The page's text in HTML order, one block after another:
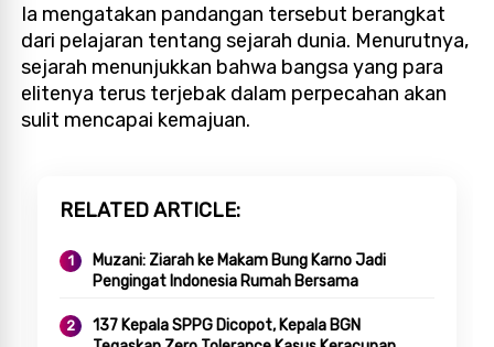
Ia mengatakan pandangan tersebut berangkat
dari pelajaran tentang sejarah dunia. Menurutnya,
sejarah menunjukkan bahwa bangsa yang para
elitenya terus terjebak dalam perpecahan akan
sulit mencapai kemajuan.
RELATED ARTICLE
Muzani: Ziarah ke Makam Bung Karno Jadi
Pengingat Indonesia Rumah Bersama
137 Kepala SPPG Dicopot, Kepala BGN